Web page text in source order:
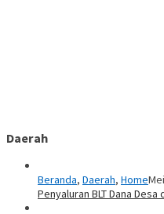
Daerah
Beranda, Daerah, Home
Penyaluran BLT Dana